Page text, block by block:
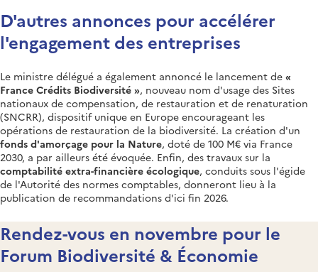
D'autres annonces pour accélérer
l'engagement des entreprises
Le ministre délégué a également annoncé le lancement de «
France Crédits Biodiversité », nouveau nom d'usage des Sites
nationaux de compensation, de restauration et de renaturation
(SNCRR), dispositif unique en Europe encourageant les
opérations de restauration de la biodiversité. La création d'un
fonds d'amorçage pour la Nature, doté de 100 M€ via France
2030, a par ailleurs été évoquée. Enfin, des travaux sur la
comptabilité extra-financière écologique, conduits sous l'égide
de l'Autorité des normes comptables, donneront lieu à la
publication de recommandations d'ici fin 2026.
Rendez-vous en novembre pour le
Forum Biodiversité & Économie